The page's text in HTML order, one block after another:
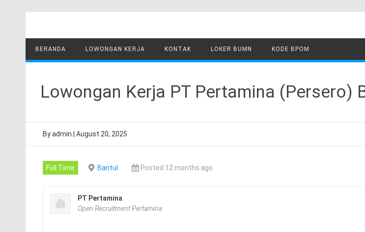
BERANDA LOWONGAN KERJA KONTAK LOKER BUMN KODE BPOM
Lowongan Kerja PT Pertamina (Persero)
Byadmin August 20, 2025
Full Time Bantul Posted 12 months ago
PT Pertamina
Open Recruitment Pertamina